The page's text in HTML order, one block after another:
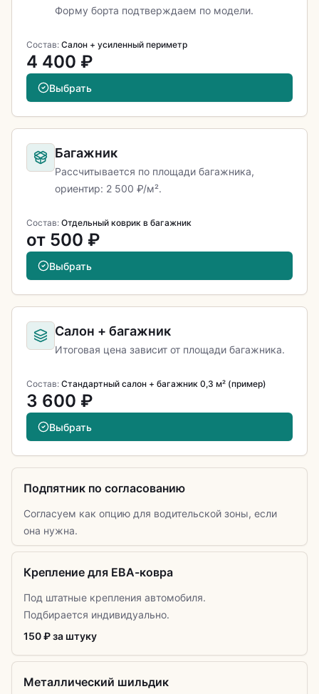
Форму борта подтверждаем по модели.
Состав: Салон + усиленный периметр
4 400 ₽
Выбрать
Багажник
Рассчитывается по площади багажника,
ориентир: 2 500 ₽/м².
Состав: Отдельный коврик в багажник
от 500 ₽
Выбрать
Салон + багажник
Итоговая цена зависит от площади багажника.
Состав: Стандартный салон + багажник 0,3 м² (пример)
3 600 ₽
Выбрать
Подпятник по согласованию
Согласуем как опцию для водительской зоны, если
она нужна.
Крепление для ЕВА-ковра
Под штатные крепления автомобиля.
Подбирается индивидуально.
150 ₽ за штуку
Металлический шильдик